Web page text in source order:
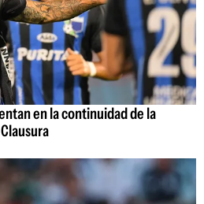
en la continuidad de la